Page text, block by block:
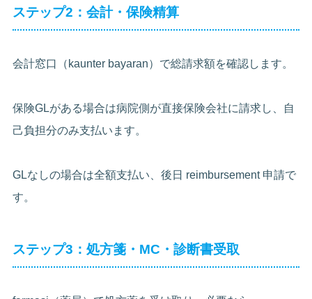
ステップ2：会計・保険精算
会計窓口（kaunter bayaran）で総請求額を確認します。
保険GLがある場合は病院側が直接保険会社に請求し、自
己負担分のみ支払います。
GLなしの場合は全額支払い、後日 reimbursement 申請で
す。
ステップ3：処方箋・MC・診断書受取